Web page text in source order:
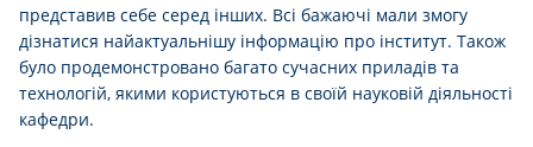
представив себе серед інших. Всі бажаючі мали змогу
дізнатися найактуальнішу інформацію про інститут. Також
було продемонстровано багато сучасних приладів та
технологій, якими користуються в своїй науковій діяльності
кафедри.